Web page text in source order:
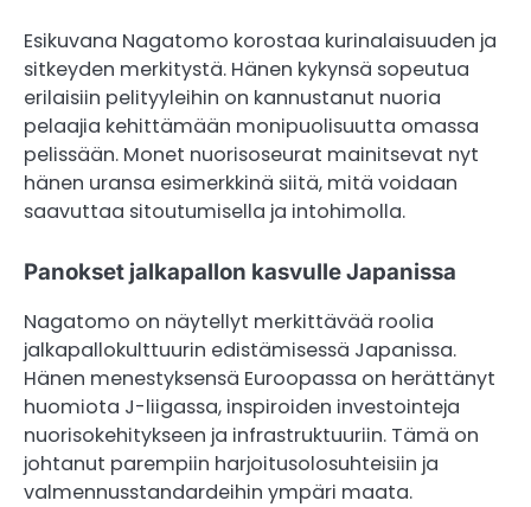
Esikuvana Nagatomo korostaa kurinalaisuuden ja
sitkeyden merkitystä. Hänen kykynsä sopeutua
erilaisiin pelityyleihin on kannustanut nuoria
pelaajia kehittämään monipuolisuutta omassa
pelissään. Monet nuorisoseurat mainitsevat nyt
hänen uransa esimerkkinä siitä, mitä voidaan
saavuttaa sitoutumisella ja intohimolla.
Panokset jalkapallon kasvulle Japanissa
Nagatomo on näytellyt merkittävää roolia
jalkapallokulttuurin edistämisessä Japanissa.
Hänen menestyksensä Euroopassa on herättänyt
huomiota J-liigassa, inspiroiden investointeja
nuorisokehitykseen ja infrastruktuuriin. Tämä on
johtanut parempiin harjoitusolosuhteisiin ja
valmennusstandardeihin ympäri maata.